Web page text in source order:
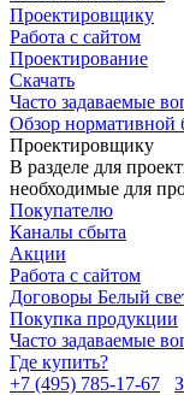
Проектировщику
Работа с сайтом
Проектирование
Скачать
Часто задаваемые
Обзор нормативной
Проектировщику
В разделе для
необходимые для
Покупателю
Каналы сбыта
Акции
Работа с сайтом
Договоры Белый
Покупка продукции
Часто задаваемые
Где купить?
+7 (495) 785-17-67